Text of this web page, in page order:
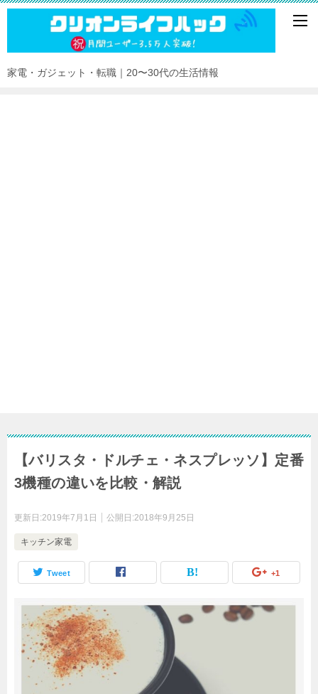
家電・ガジェット・転職｜20〜30代の生活情報
【バリスタ・ドルチェ・ネスプレッソ】定番
3機種の違いを比較・解説
更新日:2019年7月1日 公開日:2018年9月25日
キッチン家電
Tweet +1